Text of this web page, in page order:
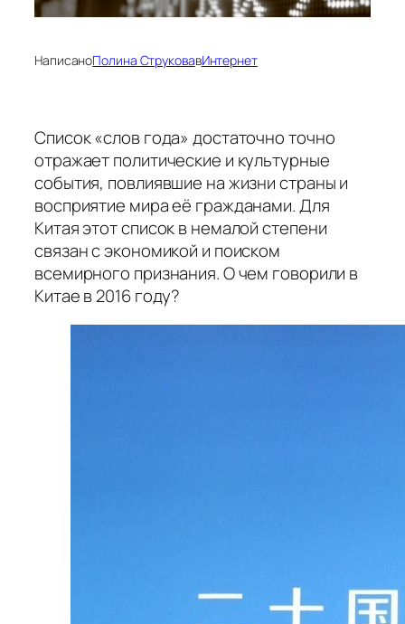
НаписаноПолина СтруковавИнтернет
Список «слов года» достаточно точно
отражает политические и культурные
события, повлиявшие на жизни страны и
восприятие мира её гражданами. Для
Китая этот список в немалой степени
связан с экономикой и поиском
всемирного признания. О чем говорили в
Китае в 2016 году?